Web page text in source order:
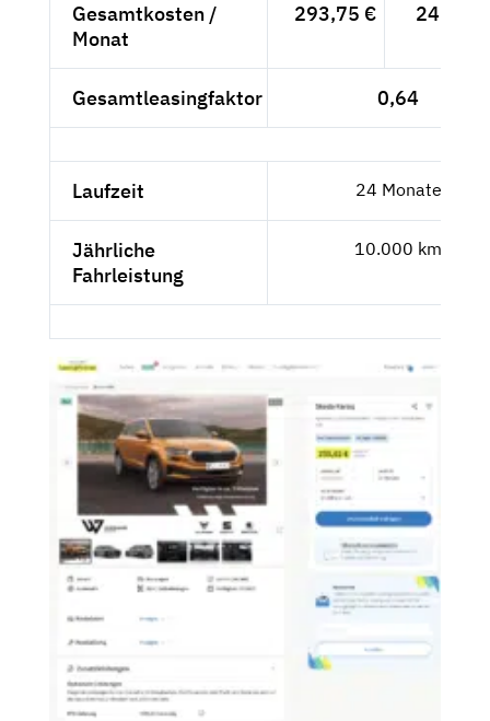
Gesamtkosten /
Monat
293,75 € 246,84
Gesamtleasingfaktor 0,64
Laufzeit 24 Monate
Jährliche
Fahrleistung
10.000 km